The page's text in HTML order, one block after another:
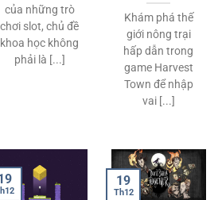
của những trò
chơi slot, chủ đề
khoa học không
phải là [...]
Khám phá thế
giới nông trại
hấp dẫn trong
game Harvest
Town để nhập
vai [...]
19
Th12